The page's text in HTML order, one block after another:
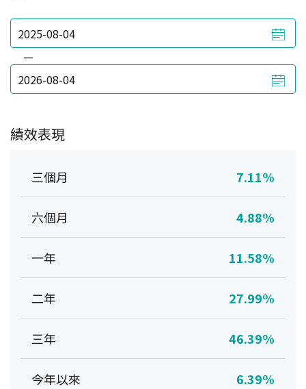
—
績效表現
三個月 7.11%
六個月 4.88%
一年 11.58%
二年 27.99%
三年 46.39%
今年以來 6.39%